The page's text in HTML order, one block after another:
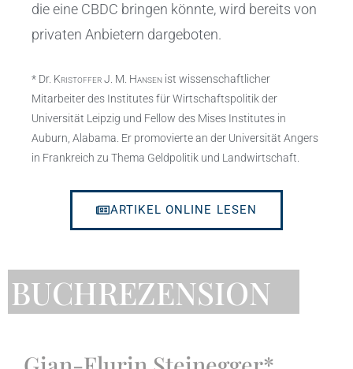
die eine CBDC bringen könnte, wird bereits von
privaten Anbietern dargeboten.
* Dr. Kristoffer J. M. Hansen ist wissenschaftlicher
Mitarbeiter des Institutes für Wirtschaftspolitik der
Universität Leipzig und Fellow des Mises Institutes in
Auburn, Alabama. Er promovierte an der Universität Angers
in Frankreich zu Thema Geldpolitik und Landwirtschaft.
ARTIKEL ONLINE LESEN
BUCHREZENSION